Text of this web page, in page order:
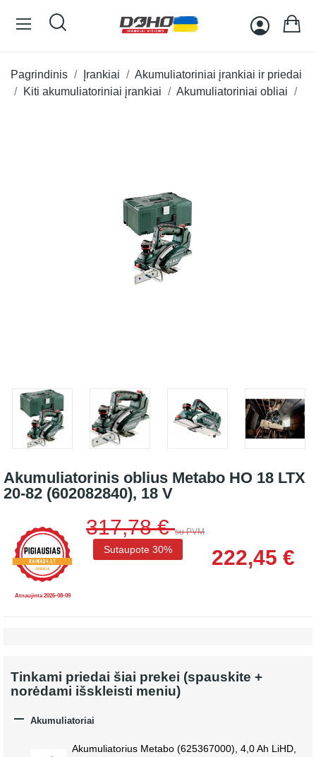
Pagrindinis Įrankiai
Akumuliatoriniai įrankiai ir priedai
Kiti akumuliatoriniai įrankiai
Akumuliatoriniai obliai
Akumuliatorinis oblius Metabo HO 18 LTX
20-82 (602082840), 18 V
222,45 €
317,78 €su PVM
Sutaupote 30%
Atnaujinta 2026-08-09
Tinkami priedai šiai prekei (spauskite +
norėdami išskleisti meniu)
 Akumuliatoriai
Akumuliatorius Metabo (625367000), 4,0 Ah LiHD,